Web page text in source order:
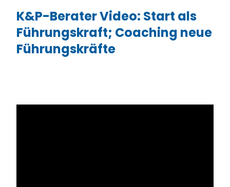
K&P-Berater Video: Start als
Führungskraft; Coaching neue
Führungskräfte